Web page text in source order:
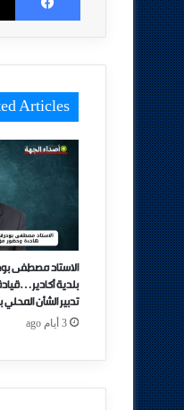
Articles
الاستاد مصطفى
بلدية
تدبير الشأن المحلي
3 أيام ago